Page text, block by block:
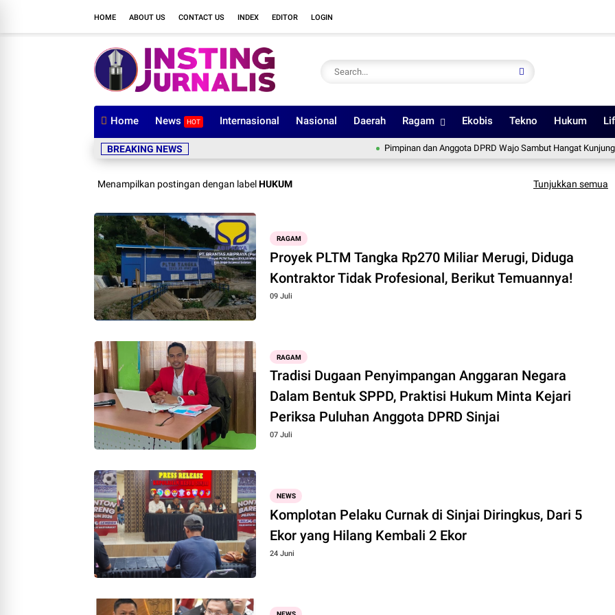
HOME ABOUT US CONTACT US INDEX EDITOR LOGIN
Home News HOT Internasional Nasional Daerah Ragam Ekobis Tekno Hukum
BREAKING NEWS Pimpinan dan Anggota DPRD Wajo Sambut Hangat Kunjungan
Menampilkan postingan dengan labelHUKUM Tunjukkan semua
RAGAM
Proyek PLTM Tangka Rp270 Miliar Merugi, Diduga
Kontraktor Tidak Profesional, Berikut Temuannya!
09 Juli
RAGAM
Tradisi Dugaan Penyimpangan Anggaran Negara
Dalam Bentuk SPPD, Praktisi Hukum Minta Kejari
Periksa Puluhan Anggota DPRD Sinjai
07 Juli
NEWS
Komplotan Pelaku Curnak di Sinjai Diringkus, Dari 5
Ekor yang Hilang Kembali 2 Ekor
24 Juni